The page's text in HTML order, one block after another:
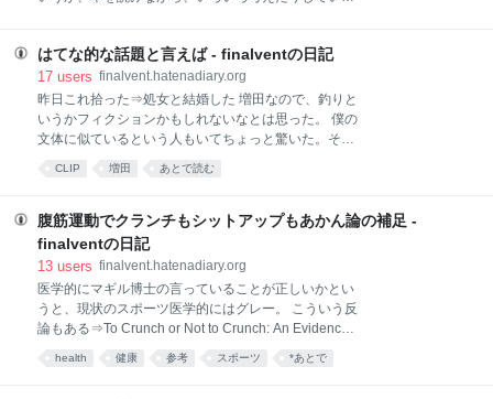
くシナリオに乗るから齟齬（そご）を来すのである。
消費税増税の理念は変質し、国民に負担を求める大義
も失ってしまったといっていい。 それもそうなのだ
が、それだと20%くらいの議論になり、その前にデフ
レ脱却が課題になる。 さらに
開始してから4か月が近づくが、風邪を引いてない。
先日の小発作を除くと、この数年のような死ぬ騒ぎも
なくすごせている。身体の形も40代ころに近いような
気がする。夏の前に買った細めのジーンズが難なく着
れる。すこしゆるいくらい。 56歳。よく生きてたもん
気もしてくる、というか、なんか年齢のことを忘れて
回転も少し昔に戻ってきたような気もする。 なにか
と、気もする程度ではあるが。 いろいろ考えている、
のだから、その考えを書けばよさそうなものだが、な
んとなくしてない
はてな的な話題と言えば - finalventの日記
17 users finalvent.hatenadiary.org
昨日これ拾った⇒処女と結婚した 増田なので、釣りと
いうかフィクションかもしれないなとは思った。 僕の
文体に似ているという人もいてちょっと驚いた。そう
いえば、ブログのほうで、「いつも」こいつはうだう
だ書くと批判していた人がいたが、僕の文章は「いつ
かも読むとよいと思うけど。どれがというなら、
cakesのほうはそうではない（たまに無料公開もある
し）。 で、その増田。少し釣られてみると。 「昭和が
が。」と始まるので、昭和63年とすると1988年。その
ころの男の結婚年齢は28歳くらいなので、だいたい、
1960年ころの生まれ。僕が1957年なので院にいたこ
ろの学部生くらいではないか。そのころの時代だと、
CLIP 増田 あとで読む
腹筋運動でクランチもシットアップもあかん論の補足 -
finalventの日記
13 users finalvent.hatenadiary.org
医学的にマギル博士の言っていることが正しいかとい
うと、現状のスポーツ医学的にはグレー。 こういう反
論もある⇒To Crunch or Not to Crunch: An Evidence-
Based Examination of... : Strength & Conditioning
Journal However, a cause-effect relationship between
health 健康 参考 スポーツ *あとで